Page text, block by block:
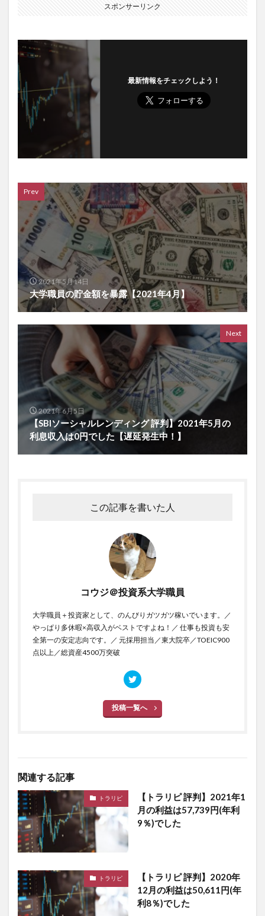
スポンサーリンク
最新情報をチェックしよう！
Prev
2021年5月14日
大学職員の貯金額を暴露【2021年4月】
Next
2021年6月5日
【SBIソーシャルレンディング 評判】2021年5月の
利息収入は0円でした【遅延発生中！】
この記事を書いた人
コウジ＠投資系大学職員
大学職員＋投資家として、のんびりガツガツ稼いでいます。／
やっぱり多休暇×高収入がベストですよね！／ 仕事も投資も安
全第一の安定志向です。／ 元採用担当／東大院卒／TOEIC900
点以上／総資産4500万突破
投稿一覧へ
関連する記事
トラリピ
【トラリピ 評判】2021年1
月の利益は57,739円(年利
9％)でした
トラリピ
【トラリピ 評判】2020年
12月の利益は50,611円(年
利8％)でした